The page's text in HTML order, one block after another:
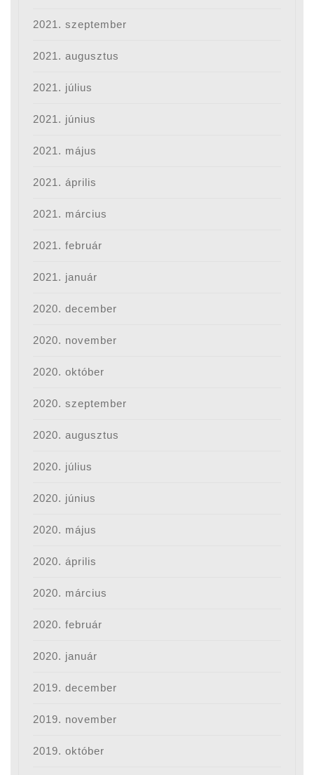
2021. szeptember
2021. augusztus
2021. július
2021. június
2021. május
2021. április
2021. március
2021. február
2021. január
2020. december
2020. november
2020. október
2020. szeptember
2020. augusztus
2020. július
2020. június
2020. május
2020. április
2020. március
2020. február
2020. január
2019. december
2019. november
2019. október